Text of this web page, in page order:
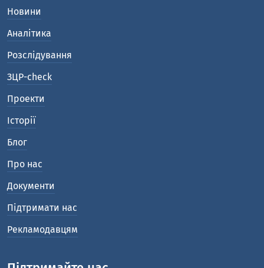
Новини
Аналітика
Розслідування
ЗЦР-check
Проекти
Історії
Блог
Про нас
Документи
Підтримати нас
Рекламодавцям